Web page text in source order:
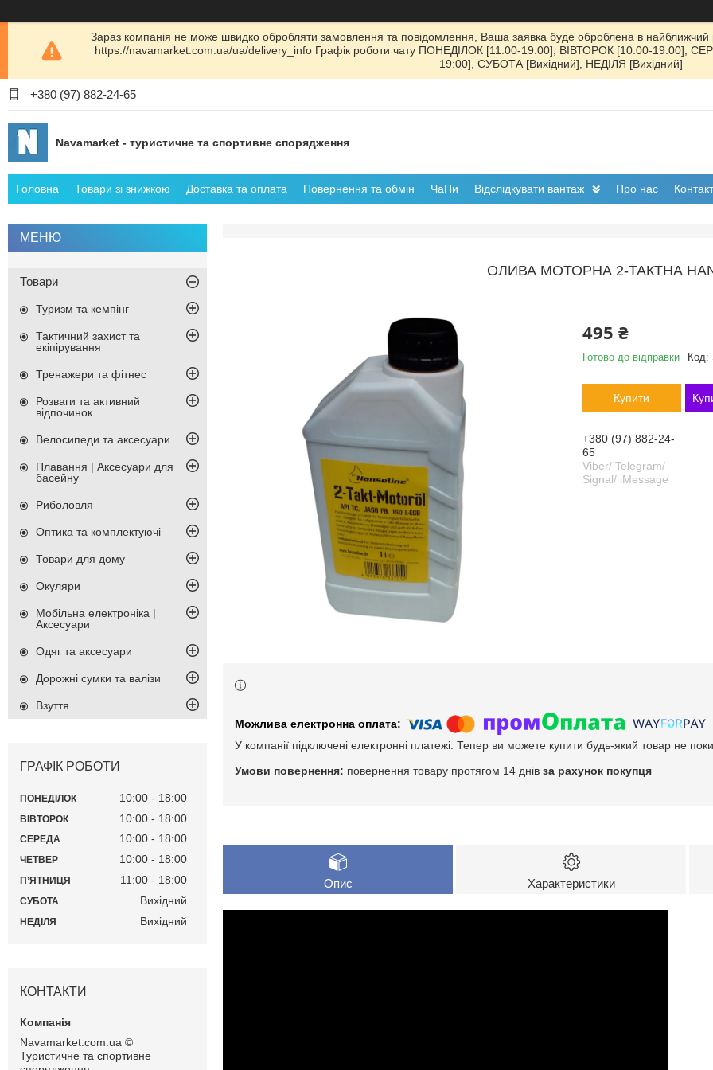
Зараз компанія не може швидко обробляти замовлення та повідомлення, Ваша заявка буде оброблена в найближчий
https://navamarket.com.ua/ua/delivery_info Графік роботи чату ПОНЕДІЛОК [11:00-19:00], ВІВТОРОК [10:00-19:00],
19:00], СУБОТА [Вихідний], НЕДІЛЯ [Вихідний]
+380 (97) 882-24-65
Navamarket - туристичне та спортивне спорядження
Головна Товари зі знижкою Доставка та оплата Повернення та обмін ЧаПи Відслідкувати вантаж Про нас
ОЛИВА МОТОРНА 2-ТАКТНА
495 ₴
Готово до відправки Код:
Купити
+380 (97) 882-24-
65
Viber/ Telegram/
Signal/ iMessage
У компанії підключені електронні платежі. Тепер ви можете купити будь-який товар не
повернення товару протягом 14 днів за рахунок покупця
Опис Характеристики
Товари
Туризм та кемпінг
Тактичний захист та
екіпірування
Тренажери та фітнес
Розваги та активний
відпочинок
Велосипеди та аксесуари
Плавання | Аксесуари для
басейну
Риболовля
Оптика та комплектуючі
Товари для дому
Окуляри
Мобільна електроніка |
Аксесуари
Одяг та аксесуари
Дорожні сумки та валізи
Взуття
ГРАФІК РОБОТИ
ПОНЕДІЛОК 10:00 18:00
ВІВТОРОК 10:00 18:00
СЕРЕДА 10:00 18:00
ЧЕТВЕР 10:00 18:00
ПʼЯТНИЦЯ 11:00 18:00
СУБОТА Вихідний
НЕДІЛЯ Вихідний
КОНТАКТИ
Navamarket.com.ua ©
Туристичне та спортивне